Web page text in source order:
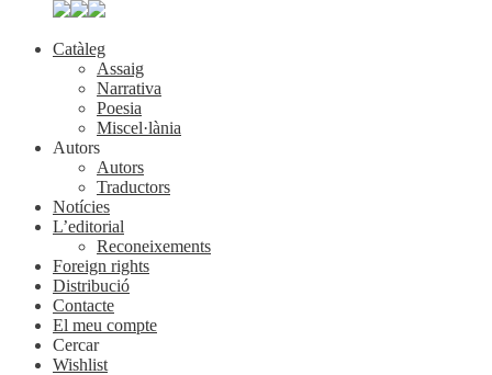
Catàleg
Assaig
Narrativa
Poesia
Miscel·lània
Autors
Autors
Traductors
Notícies
L’editorial
Reconeixements
Foreign rights
Distribució
Contacte
El meu compte
Cercar
Wishlist